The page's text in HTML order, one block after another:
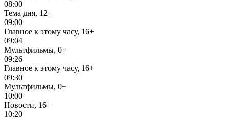
08:00
Тема дня, 12+
09:00
Главное к этому часу, 16+
09:04
Мультфильмы, 0+
09:26
Главное к этому часу, 16+
09:30
Мультфильмы, 0+
10:00
Новости, 16+
10:20